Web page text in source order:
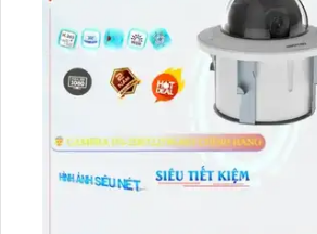
web, giúp dễ dàng cấu hình và quản
cách linh hoạt và hiệu quả.